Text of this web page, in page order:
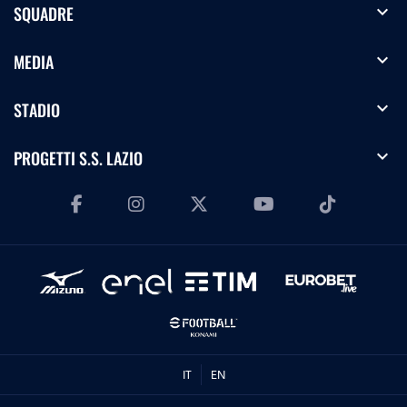
SQUADRE expand_more
MEDIA expand_more
STADIO expand_more
PROGETTI S.S. LAZIO expand_more
IT EN